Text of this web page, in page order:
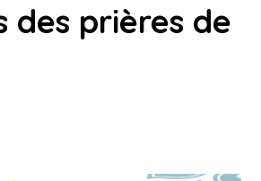
des prières de